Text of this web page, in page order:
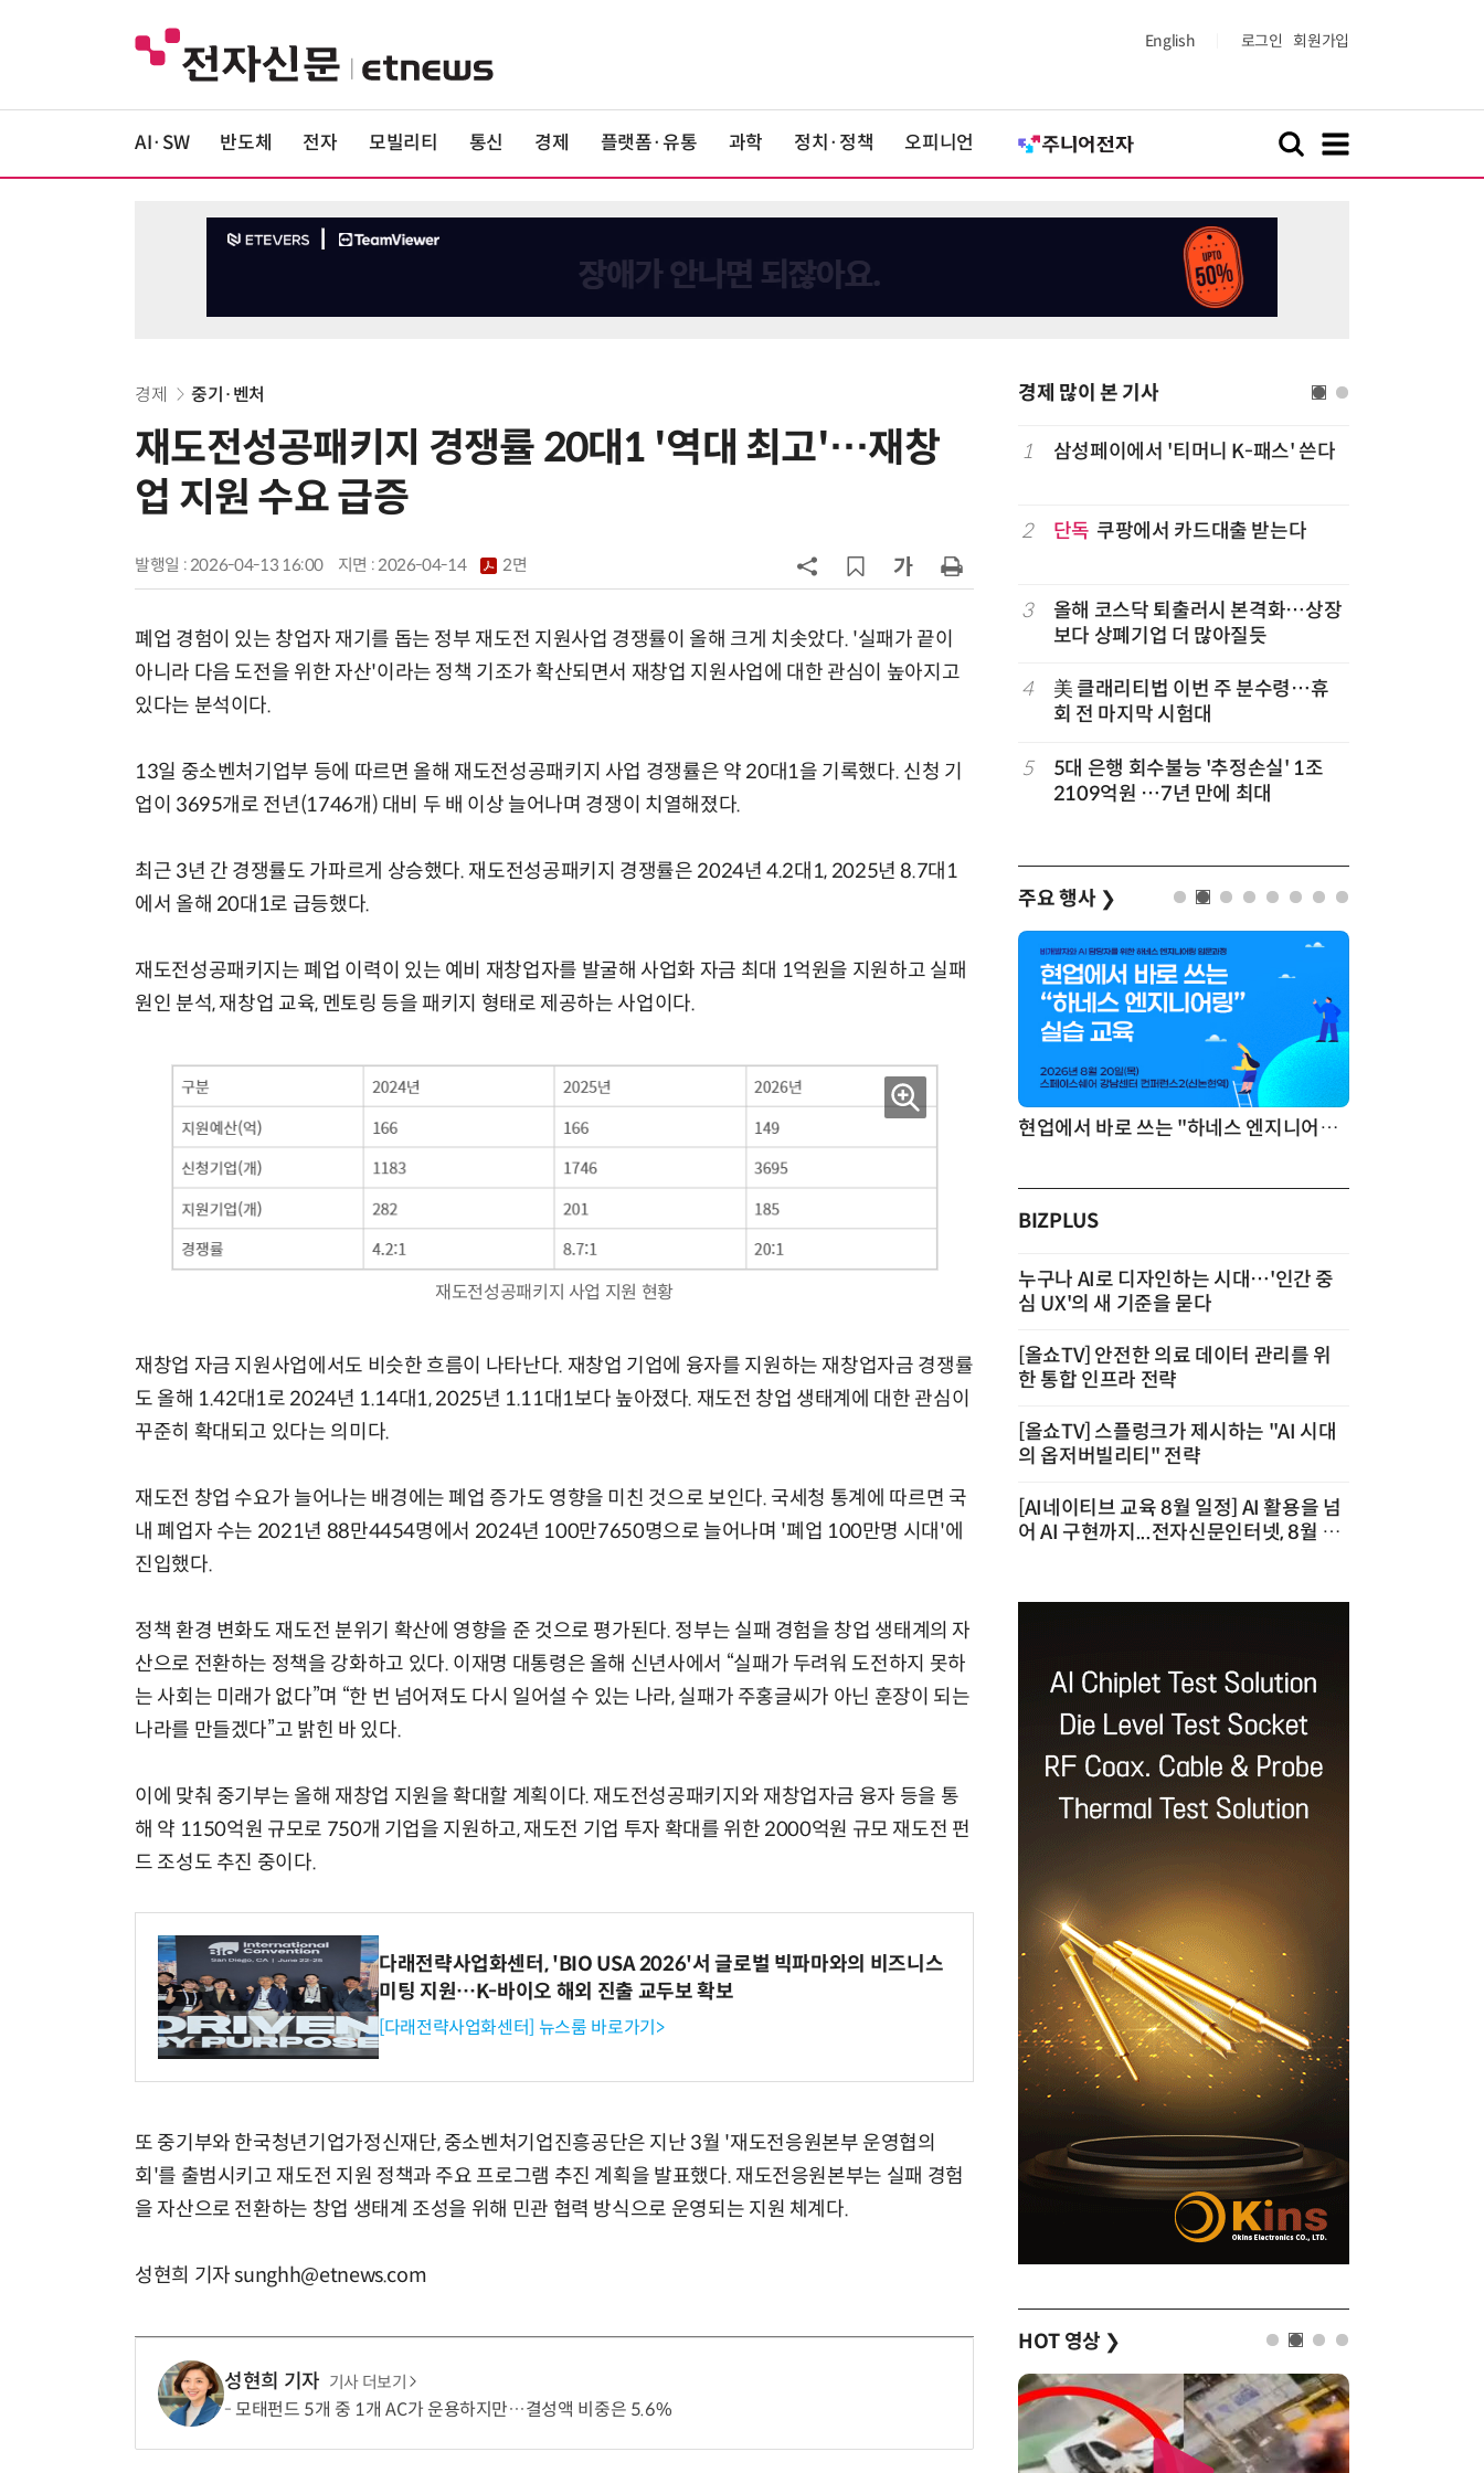
English 로그인 회원가입
AI·SW 반도체 전자 모빌리티 통신 경제 플랫폼·유통 과학 정치·정책 오피니언
경제 중기·벤처
재도전성공패키지 경쟁률 20대1 '역대 최고'…재창
업 지원 수요 급증
발행일 : 2026-04-13 16:00 지면 :2026-04-14 2면
폐업 경험이 있는 창업자 재기를 돕는 정부 재도전 지원사업 경쟁률이 올해 크게 치솟았다. '실패가 끝이
아니라 다음 도전을 위한 자산'이라는 정책 기조가 확산되면서 재창업 지원사업에 대한 관심이 높아지고
있다는 분석이다.
13일 중소벤처기업부 등에 따르면 올해 재도전성공패키지 사업 경쟁률은 약 20대1을 기록했다. 신청 기
업이 3695개로 전년(1746개) 대비 두 배 이상 늘어나며 경쟁이 치열해졌다.
최근 3년 간 경쟁률도 가파르게 상승했다. 재도전성공패키지 경쟁률은 2024년 4.2대1, 2025년 8.7대1
에서 올해 20대1로 급등했다.
재도전성공패키지는 폐업 이력이 있는 예비 재창업자를 발굴해 사업화 자금 최대 1억원을 지원하고 실패
원인 분석, 재창업 교육, 멘토링 등을 패키지 형태로 제공하는 사업이다.
재도전성공패키지 사업 지원 현황
재창업 자금 지원사업에서도 비슷한 흐름이 나타난다. 재창업 기업에 융자를 지원하는 재창업자금 경쟁률
도 올해 1.42대1로 2024년 1.14대1, 2025년 1.11대1보다 높아졌다. 재도전 창업 생태계에 대한 관심이
꾸준히 확대되고 있다는 의미다.
재도전 창업 수요가 늘어나는 배경에는 폐업 증가도 영향을 미친 것으로 보인다. 국세청 통계에 따르면 국
내 폐업자 수는 2021년 88만4454명에서 2024년 100만7650명으로 늘어나며 '폐업 100만명 시대'에
진입했다.
정책 환경 변화도 재도전 분위기 확산에 영향을 준 것으로 평가된다. 정부는 실패 경험을 창업 생태계의 자
산으로 전환하는 정책을 강화하고 있다. 이재명 대통령은 올해 신년사에서 “실패가 두려워 도전하지 못하
는 사회는 미래가 없다”며 “한 번 넘어져도 다시 일어설 수 있는 나라, 실패가 주홍글씨가 아닌 훈장이 되는
나라를 만들겠다”고 밝힌 바 있다.
이에 맞춰 중기부는 올해 재창업 지원을 확대할 계획이다. 재도전성공패키지와 재창업자금 융자 등을 통
해 약 1150억원 규모로 750개 기업을 지원하고, 재도전 기업 투자 확대를 위한 2000억원 규모 재도전 펀
드 조성도 추진 중이다.
다래전략사업화센터, 'BIO USA 2026'서 글로벌 빅파마와의 비즈니스
미팅 지원…K-바이오 해외 진출 교두보 확보
[다래전략사업화센터] 뉴스룸 바로가기>
또 중기부와 한국청년기업가정신재단, 중소벤처기업진흥공단은 지난 3월 '재도전응원본부 운영협의
회'를 출범시키고 재도전 지원 정책과 주요 프로그램 추진 계획을 발표했다. 재도전응원본부는 실패 경험
을 자산으로 전환하는 창업 생태계 조성을 위해 민관 협력 방식으로 운영되는 지원 체계다.
성현희 기자 sunghh@etnews.com
성현희 기자 기사 더보기
모태펀드 5개 중 1개 AC가 운용하지만…결성액 비중은 5.6%
경제 많이 본 기사
6 단독
보험 소비자 개인정보 유출 막
서 TV·모니터 '大戰'
테크…AI 연금운용 경쟁 본격화
9
LG 엑사원, 中企 제조현장 '전파'…
10 코스피 급등에 매수 사이드카 발동
1 삼성페이에서 '티머니 K-패스' 쓴다
2 단독 쿠팡에서 카드대출 받는다
3
올해 코스닥 퇴출러시 본격화…상장
보다 상폐기업 더 많아질듯
4
美 클래리티법 이번 주 분수령…휴
회 전 마지막 시험대
5
5대 은행 회수불능 '추정손실' 1조
2109억원 …7년 만에 최대
주요 행사 ❯
현업에서 바로 쓰는 "하네스 엔지니어링" 실습 교육
BIZPLUS
누구나 AI로 디자인하는 시대…'인간 중
심 UX'의 새 기준을 묻다
[올쇼TV] 안전한 의료 데이터 관리를 위
한 통합 인프라 전략
[올쇼TV] 스플렁크가 제시하는 "AI 시대
의 옵저버빌리티" 전략
[AI네이티브 교육 8월 일정] AI 활용을 넘
어 AI 구현까지...전자신문인터넷, 8월 실
HOT 영상 ❯